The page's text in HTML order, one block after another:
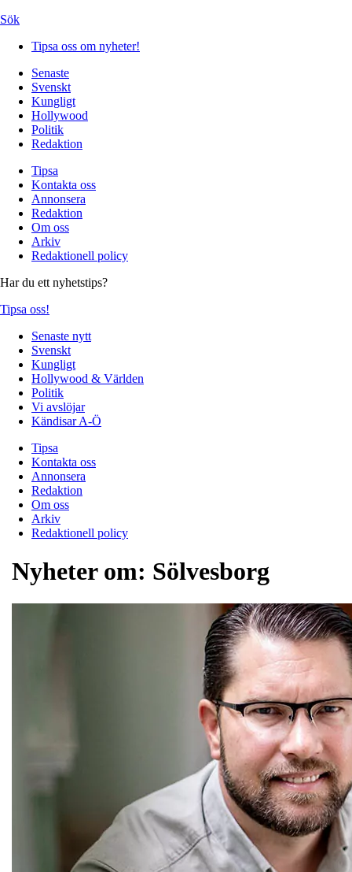
Sök
Tipsa oss om nyheter!
Senaste
Svenskt
Kungligt
Hollywood
Politik
Redaktion
Tipsa
Kontakta oss
Annonsera
Redaktion
Om oss
Arkiv
Redaktionell policy
Har du ett nyhetstips?
Tipsa oss!
Senaste nytt
Svenskt
Kungligt
Hollywood & Världen
Politik
Vi avslöjar
Kändisar A-Ö
Tipsa
Kontakta oss
Annonsera
Redaktion
Om oss
Arkiv
Redaktionell policy
Nyheter om: Sölvesborg